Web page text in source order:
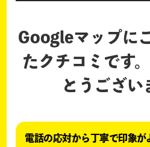
Googleマップに
たクチコミです。
とうござい
電話の応対から丁寧で印象が